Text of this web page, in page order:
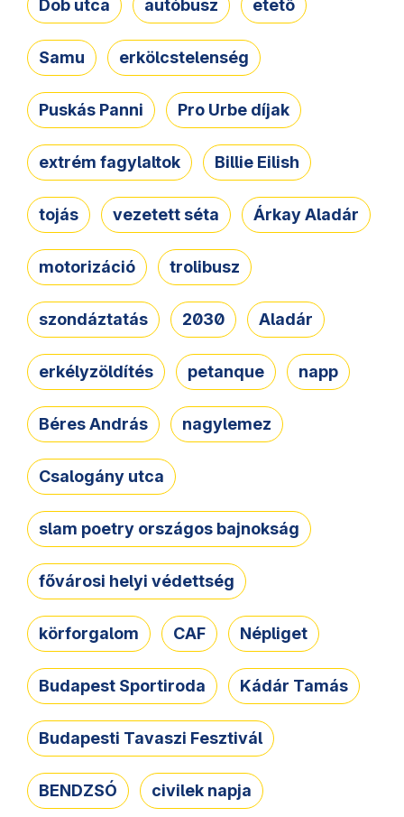
Dob utca autóbusz etető
Samu erkölcstelenség
Puskás Panni Pro Urbe díjak
extrém fagylaltok Billie Eilish
tojás vezetett séta Árkay Aladár
motorizáció trolibusz
szondáztatás 2030 Aladár
erkélyzöldítés petanque napp
Béres András nagylemez
Csalogány utca
slam poetry országos bajnokság
fővárosi helyi védettség
körforgalom CAF Népliget
Budapest Sportiroda Kádár Tamás
Budapesti Tavaszi Fesztivál
BENDZSÓ civilek napja